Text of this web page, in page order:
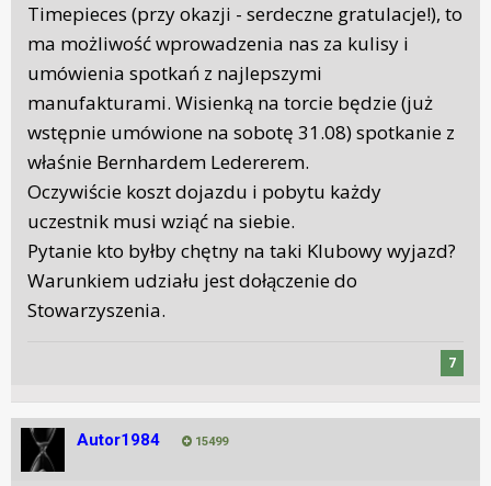
Timepieces (przy okazji - serdeczne gratulacje!), to
ma możliwość wprowadzenia nas za kulisy i
umówienia spotkań z najlepszymi
manufakturami. Wisienką na torcie będzie (już
wstępnie umówione na sobotę 31.08) spotkanie z
właśnie Bernhardem Ledererem.
Oczywiście koszt dojazdu i pobytu każdy
uczestnik musi wziąć na siebie.
Pytanie kto byłby chętny na taki Klubowy wyjazd?
Warunkiem udziału jest dołączenie do
Stowarzyszenia.
7
Autor1984 15499